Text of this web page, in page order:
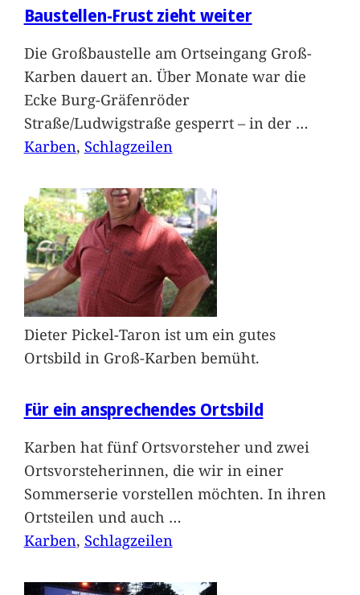
Baustellen-Frust zieht weiter
Die Großbaustelle am Ortseingang Groß-
Karben dauert an. Über Monate war die
Ecke Burg-Gräfenröder
Straße/Ludwigstraße gesperrt – in der …
Karben, Schlagzeilen
Dieter Pickel-Taron ist um ein gutes
Ortsbild in Groß-Karben bemüht.
Für ein ansprechendes Ortsbild
Karben hat fünf Ortsvorsteher und zwei
Ortsvorsteherinnen, die wir in einer
Sommerserie vorstellen möchten. In ihren
Ortsteilen und auch …
Karben, Schlagzeilen